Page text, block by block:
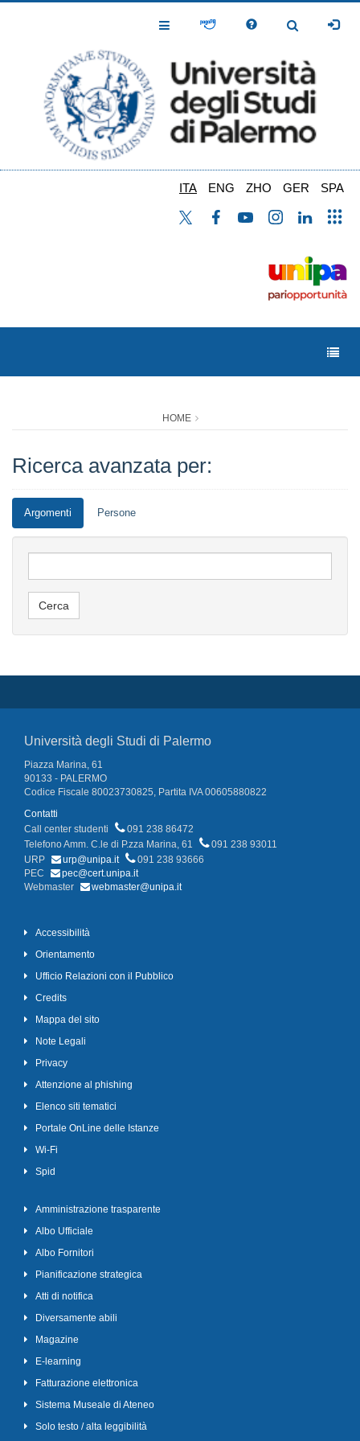
Toggle
Toggle
ITA ENG ZHO GER SPA
HOME
Ricerca avanzata per:
Argomenti Persone
Università degli Studi di Palermo
Piazza Marina, 61
90133 - PALERMO
Codice Fiscale 80023730825, Partita IVA 00605880822
Contatti
Call center studenti
091 238 86472
Telefono Amm. C.le di P.zza Marina, 61
091 238 93011
URP
urp@unipa.it
091 238 93666
PEC
pec@cert.unipa.it
Webmaster
webmaster@unipa.it
Accessibilità
Orientamento
Ufficio Relazioni con il Pubblico
Credits
Mappa del sito
Note Legali
Privacy
Attenzione al phishing
Elenco siti tematici
Portale OnLine delle Istanze
Wi-Fi
Spid
Amministrazione trasparente
Albo Ufficiale
Albo Fornitori
Pianificazione strategica
Atti di notifica
Diversamente abili
Magazine
E-learning
Fatturazione elettronica
Sistema Museale di Ateneo
Solo testo / alta leggibilità